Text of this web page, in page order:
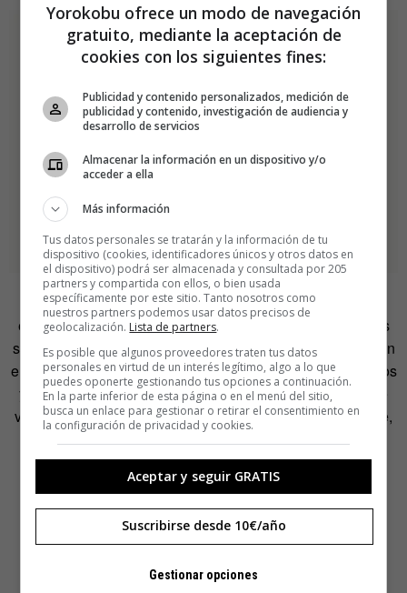
«Creo que las ideas más poderosas se deben poder
explicar de una forma simple. En el inicio, todas las cosas
son simples, se pueden comprender y, por eso, nos pueden
emocionar. Me gusta creer que mis aforismos son pequeños
y ligeros como esas semillas en forma de hélice para que
vuelen, se dispersen lejos y tal vez, con un poco de suerte,
se entierren y crezcan en la mente del lector».
Yorokobu ofrece un modo de navegación
gratuito, mediante la aceptación de
cookies con los siguientes fines:
Publicidad y contenido personalizados, medición de
publicidad y contenido, investigación de audiencia y
desarrollo de servicios
Almacenar la información en un dispositivo y/o
acceder a ella
Más información
Tus datos personales se tratarán y la información de tu
dispositivo (cookies, identificadores únicos y otros datos en
el dispositivo) podrá ser almacenada y consultada por 205
partners y compartida con ellos, o bien usada
específicamente por este sitio. Tanto nosotros como
nuestros partners podemos usar datos precisos de
geolocalización. Lista de partners.
Es posible que algunos proveedores traten tus datos
personales en virtud de un interés legítimo, algo a lo que
puedes oponerte gestionando tus opciones a continuación.
En la parte inferior de esta página o en el menú del sitio,
busca un enlace para gestionar o retirar el consentimiento en
la configuración de privacidad y cookies.
Aceptar y seguir GRATIS
Suscribirse desde 10€/año
Gestionar opciones